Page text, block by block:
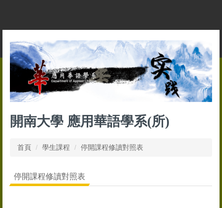
容
區
開南大學 應用華語學系(所)
首頁 學生課程 停開課程修讀對照表
停開課程修讀對照表